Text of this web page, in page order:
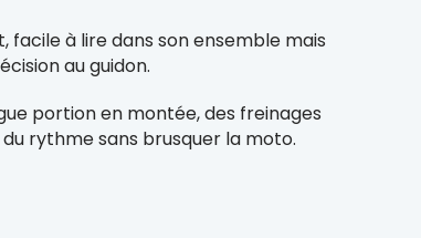
facile à lire dans son ensemble mais
au guidon.
portion en montée, des freinages
rythme sans brusquer la moto.